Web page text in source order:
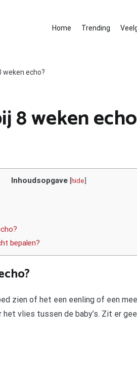
Home Trending
weken echo?
8 weken
Inhoudsopgave [hide]
bepalen?
zien of het een eenling of een
vlies tussen de baby’s. Zit er